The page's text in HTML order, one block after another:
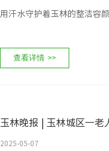
用汗水守护着玉林的整洁容颜
查看详情 >>
玉林晚报 | 玉林城区一老
2025-05-07